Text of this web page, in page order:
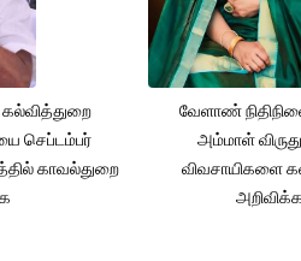
செப்டம்பர்
காவல்துறை
வேளாண்
அம்மாள்
விவசாயிகளை